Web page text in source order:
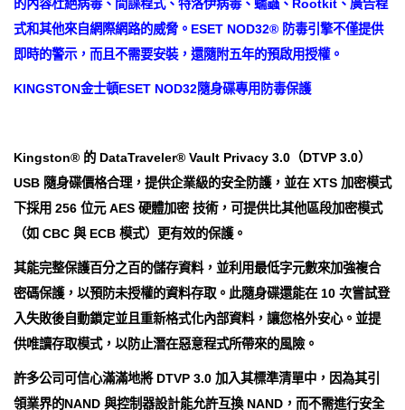
的內容杜絕病毒、間諜程式、特洛伊病毒、蠕蟲、Rootkit、廣告程
式和其他來自網際網路的威脅。ESET NOD32® 防毒引擎不僅提供
即時的警示，而且不需要安裝，還隨附五年的預啟用授權。
KINGSTON金士頓ESET NOD32隨身碟專用防毒保護
Kingston® 的 DataTraveler® Vault Privacy 3.0（DTVP 3.0）
USB 隨身碟價格合理，提供企業級的安全防護，並在 XTS 加密模式
下採用 256 位元 AES 硬體加密 技術，可提供比其他區段加密模式
（如 CBC 與 ECB 模式）更有效的保護。
其能完整保護百分之百的儲存資料，並利用最低字元數來加強複合
密碼保護，以預防未授權的資料存取。此隨身碟還能在 10 次嘗試登
入失敗後自動鎖定並且重新格式化內部資料，讓您格外安心。並提
供唯讀存取模式，以防止潛在惡意程式所帶來的風險。
許多公司可信心滿滿地將 DTVP 3.0 加入其標準清單中，因為其引
領業界的NAND 與控制器設計能允許互換 NAND，而不需進行安全